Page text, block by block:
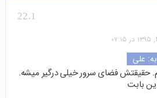
22.1
علی
حقیقتش فضای سرور خیلی درگیر میشه.
بابت